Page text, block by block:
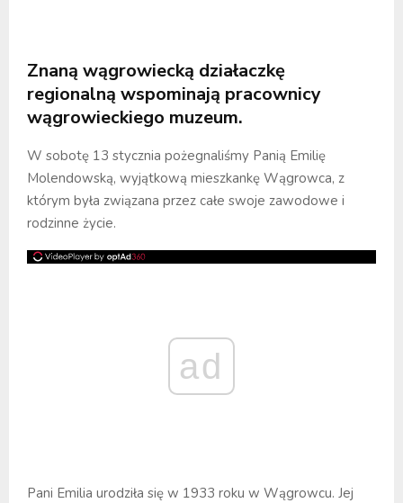
Znaną wągrowiecką działaczkę
regionalną wspominają pracownicy
wągrowieckiego muzeum.
W sobotę 13 stycznia pożegnaliśmy Panią Emilię
Molendowską, wyjątkową mieszkankę Wągrowca, z
którym była związana przez całe swoje zawodowe i
rodzinne życie.
ad
Pani Emilia urodziła się w 1933 roku w Wągrowcu. Jej